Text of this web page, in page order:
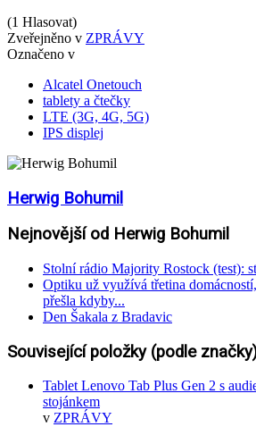
(1 Hlasovat)
Zveřejněno v ZPRÁVY
Označeno v
Alcatel Onetouch
tablety a čtečky
LTE (3G, 4G, 5G)
IPS displej
Herwig Bohumil
Nejnovější od Herwig Bohumil
Stolní rádio Majority Rostock (test):
Optiku už využívá třetina
přešla kdyby...
Den Šakala z Bradavic
Související položky (podle
Tablet Lenovo Tab Plus Gen 2 s
stojánkem
v ZPRÁVY